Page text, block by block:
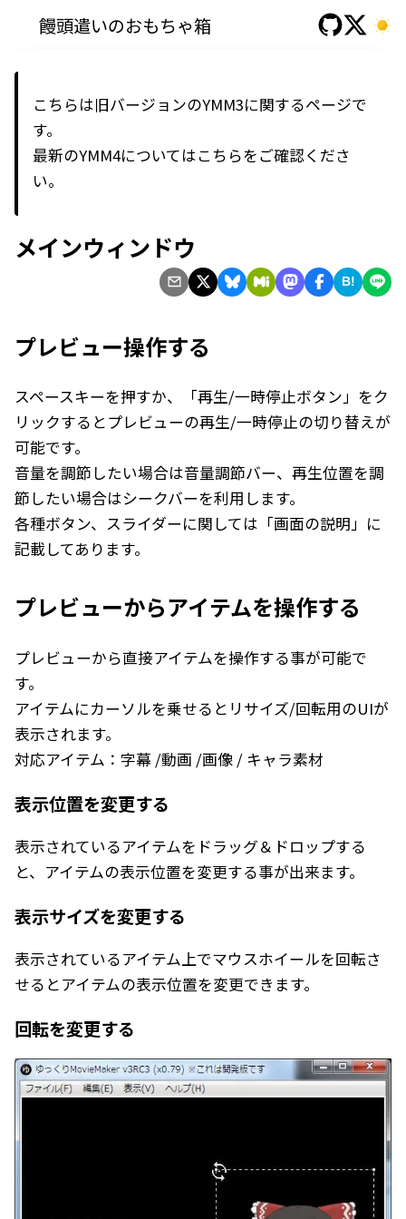
饅頭遣いのおもちゃ箱
こちらは旧バージョンのYMM3に関するページで
す。
最新のYMM4についてはこちらをご確認くださ
い。
メインウィンドウ
B!
プレビュー操作する
スペースキーを押すか、「再生/一時停止ボタン」をク
リックするとプレビューの再生/一時停止の切り替えが
可能です。
音量を調節したい場合は音量調節バー、再生位置を調
節したい場合はシークバーを利用します。
各種ボタン、スライダーに関しては「画面の説明」に
記載してあります。
プレビューからアイテムを操作する
プレビューから直接アイテムを操作する事が可能で
す。
アイテムにカーソルを乗せるとリサイズ/回転用のUIが
表示されます。
対応アイテム： 字幕 /動画 /画像 / キャラ素材
表示位置を変更する
表示されているアイテムをドラッグ＆ドロップする
と、アイテムの表示位置を変更する事が出来ます。
表示サイズを変更する
表示されているアイテム上でマウスホイールを回転さ
せるとアイテムの表示位置を変更できます。
回転を変更する